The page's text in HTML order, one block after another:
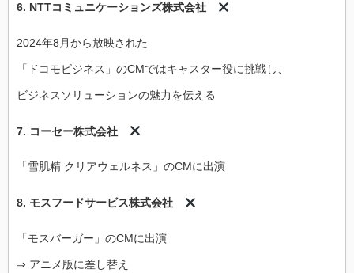
6. NTTコミュニケーションズ株式会社
2024年8月から放映された
「ドコモビジネス」のCMではキャスター役に挑戦し、
ビジネスソリューションの魅力を伝える​
7. コーセー株式会社
「雪肌精 クリアウェルネス」のCMに出演
8. モスフードサービス株式会社
「モスバーガー」のCMに出演
⇒ アニメ版に差し替え